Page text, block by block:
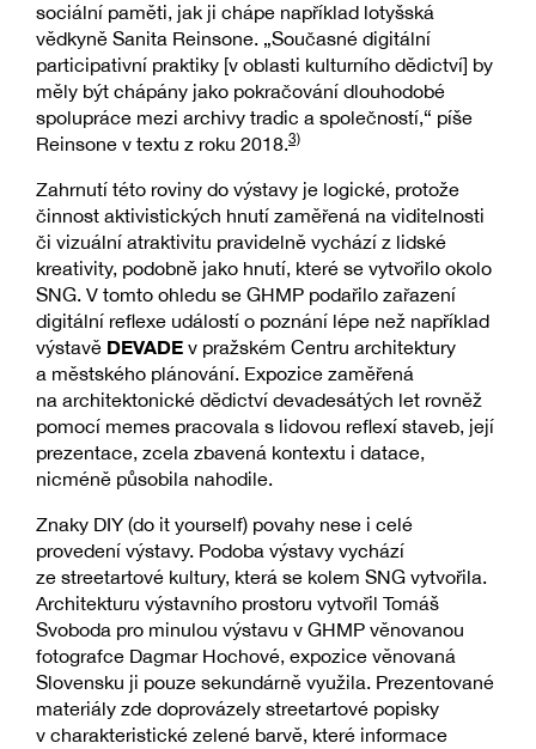
sociální paměti, jak ji chápe například lotyšská
vědkyně Sanita Reinsone. „Současné digitální
participativní praktiky [v oblasti kulturního dědictví] by
měly být chápány jako pokračování dlouhodobé
spolupráce mezi archivy tradic a společností,“ píše
Reinsone v textu z roku 2018.3)
Zahrnutí této roviny do výstavy je logické, protože
činnost aktivistických hnutí zaměřená na viditelnosti
či vizuální atraktivitu pravidelně vychází z lidské
kreativity, podobně jako hnutí, které se vytvořilo okolo
SNG. V tomto ohledu se GHMP podařilo zařazení
digitální reflexe událostí o poznání lépe než například
výstavě DEVADE v pražském Centru architektury
a městského plánování. Expozice zaměřená
na architektonické dědictví devadesátých let rovněž
pomocí memes pracovala s lidovou reflexí staveb, její
prezentace, zcela zbavená kontextu i datace,
nicméně působila nahodile.
Znaky DIY (do it yourself) povahy nese i celé
provedení výstavy. Podoba výstavy vychází
ze streetartové kultury, která se kolem SNG vytvořila.
Architekturu výstavního prostoru vytvořil Tomáš
Svoboda pro minulou výstavu v GHMP věnovanou
fotografce Dagmar Hochové, expozice věnovaná
Slovensku ji pouze sekundárně využila. Prezentované
materiály zde doprovázely streetartové popisky
v charakteristické zelené barvě, které informace